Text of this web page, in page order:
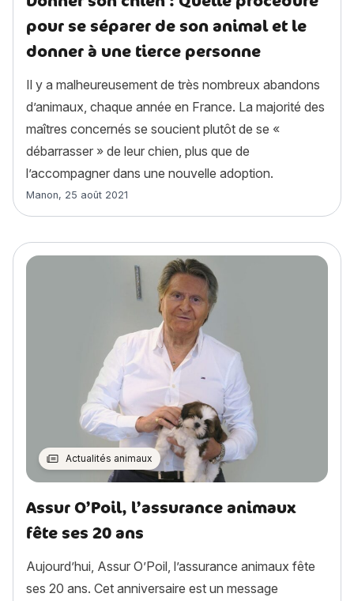
pour se séparer de son animal et le
donner à une tierce personne
Il y a malheureusement de très nombreux abandons
d’animaux, chaque année en France. La majorité des
maîtres concernés se soucient plutôt de se «
débarrasser » de leur chien, plus que de
l’accompagner dans une nouvelle adoption.
Article rédigé par
Manon, 25 août 2021
Actualités animaux
Assur O’Poil, l’assurance animaux
fête ses 20 ans
Aujourd’hui, Assur O’Poil, l’assurance animaux fête
ses 20 ans. Cet anniversaire est un message